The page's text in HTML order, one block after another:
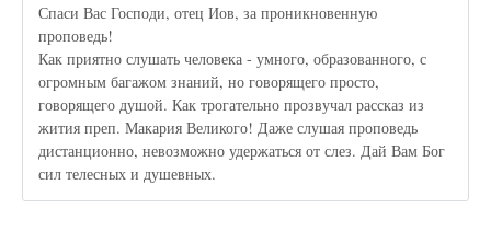
Спаси Вас Господи, отец Иов, за проникновенную
проповедь!
Как приятно слушать человека - умного, образованного, с
огромным багажом знаний, но говорящего просто,
говорящего душой. Как трогательно прозвучал рассказ из
жития преп. Макария Великого! Даже слушая проповедь
дистанционно, невозможно удержаться от слез. Дай Вам Бог
сил телесных и душевных.